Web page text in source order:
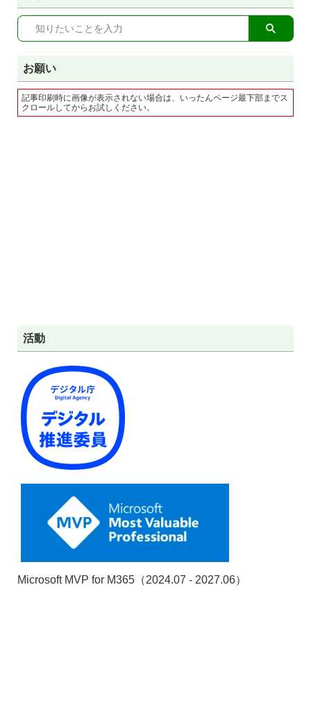
お願い
記事印刷時に画像が表示されない場合は、いったんページ最下部までス
クロールしてからお試しください。
活動
Microsoft MVP for M365（2024.07 - 2027.06）